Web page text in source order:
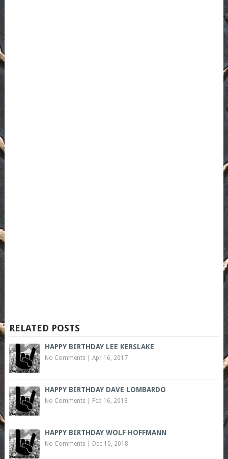
RELATED POSTS
HAPPY BIRTHDAY LEE KERSLAKE
No Comments| Apr 16, 2017
HAPPY BIRTHDAY DAVE LOMBARDO
No Comments| Feb 16, 2018
HAPPY BIRTHDAY WOLF HOFFMANN
No Comments| Dec 10, 2018